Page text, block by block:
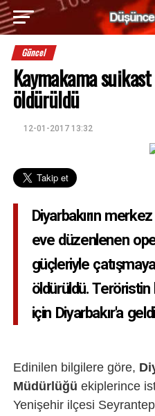
Güncel
Kaymakama
öldürüldü
12-01-2017 13:32
Diyarbakırın
eve düzenlenen
güçleriyle
öldürüldü.
için Diyarbakır'a
Edinilen bilgilere göre,
Müdürlüğü ekiplerince
Yenişehir ilçesi